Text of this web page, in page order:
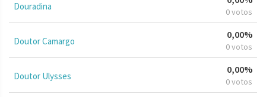
Douradina 0 votos
Doutor Camargo
0,00%
0 votos
Doutor Ulysses
0,00%
0 votos